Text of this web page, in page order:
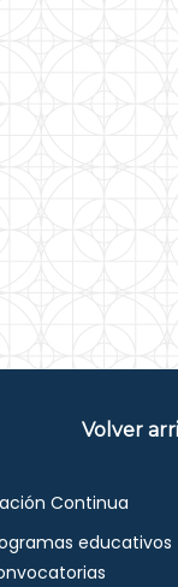
Volver
Continua
educativos